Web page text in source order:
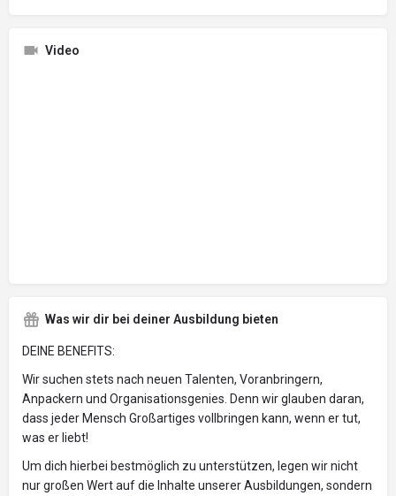
Video
Was wir dir bei deiner Ausbildung bieten
DEINE BENEFITS:
Wir suchen stets nach neuen Talenten, Voranbringern,
Anpackern und Organisationsgenies. Denn wir glauben daran,
dass jeder Mensch Großartiges vollbringen kann, wenn er tut,
was er liebt!
Um dich hierbei bestmöglich zu unterstützen, legen wir nicht
nur großen Wert auf die Inhalte unserer Ausbildungen, sondern